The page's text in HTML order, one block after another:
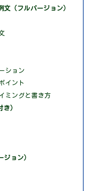
（フルバージョン）
ション
イント
ミングと書き方
き）
ジョン）